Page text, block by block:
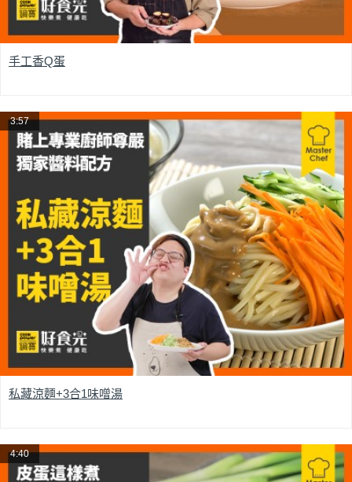
手工香Q蛋
3:57
私藏涼麵+3合1味噌湯
4:40